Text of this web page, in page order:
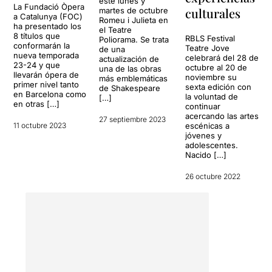
lenguaje cinematográfico
utilizado en escena para
relatar estos dos
momentos -y otros- es
clave y funciona como un
engranaje perfecto.
Hay muchas escenas
destacables en todo el
montaje, pero no me
equivoco en decir que
seguramente la boda de los
protagonistas será una de
(adaptación) y
David Selvas
(dirección) tiene aciertos
bastante remarcables, como
las escenas en paralelo, las
apariciones que tiene Julieta
antes de morir o el final
musical con Nina Simone de
fondo. Ahora bien, resulta
preocupante que los
subtítulos de la canción de
Simone emocionen mucho
más que todos los versos
shakespearianos
momento… Creo que el
La Fundació Òpera
a Catalunya (FOC)
ha presentado los
8 títulos que
conformarán la
nueva temporada
23-24 y que
llevarán ópera de
primer nivel tanto
en Barcelona como
en otras […]
11 octubre 2023
martes de octubre
Romeu i Julieta en
el Teatre
Poliorama. Se trata
de una
actualización de
una de las obras
más emblemáticas
de Shakespeare
[…]
27 septiembre 2023
culturales
RBLS Festival
Teatre Jove
celebrará del 28 de
octubre al 20 de
noviembre su
sexta edición con
la voluntad de
continuar
acercando las artes
escénicas a
jóvenes y
adolescentes.
Nacido […]
26 octubre 2022